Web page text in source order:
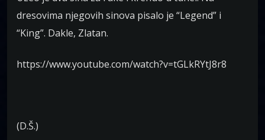
dresovima njegovih sinova pisalo je “Legend” i
“King”. Dakle, Zlatan.
https://www.youtube.com/watch?v=tGLkRYtJ8r8
(D.Š.)